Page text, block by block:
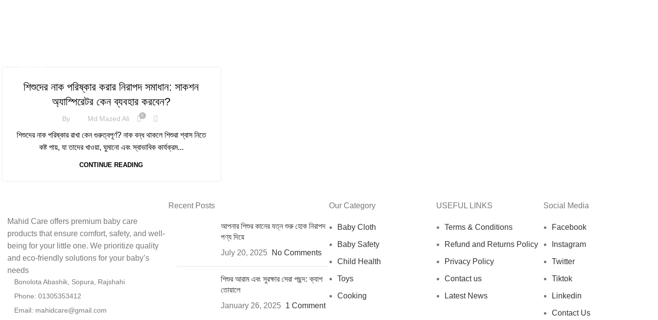
শিশুদের নাক পরিষ্কার করার নিরাপদ সমাধান: সাকশন
অ্যাস্পিরেটর কেন ব্যবহার করবেন?
By Md Mazed Ali 0
শিশুদের নাক পরিষ্কার রাখা কেন গুরুত্বপূর্ণ? নাক বন্ধ থাকলে শিশুরা শ্বাস নিতে
কষ্ট পায়, যা তাদের খাওয়া, ঘুমানো এবং স্বাভাবিক কার্যক্রম...
CONTINUE READING
Mahid Care offers premium baby care
products that ensure comfort, safety, and well-
being for your little one. We prioritize quality
and eco-friendly solutions for your baby’s
needs
Bonolota Abashik, Sopura, Rajshahi
Phone: 01305353412
Email: mahidcare@gmail.com
Recent Posts
আপনার শিশুর কানের যত্ন শুরু হোক নিরাপদ
পণ্য দিয়ে
July 20, 2025
No Comments
শিশুর আরাম এবং সুরক্ষার সেরা পছন্দ: ক্যাপ
তোয়ালে
January 26, 2025
1 Comment
Our Category
Baby Cloth
Baby Safety
Child Health
Toys
Cooking
USEFUL LINKS
Terms & Conditions
Refund and Returns Policy
Privacy Policy
Contact us
Latest News
Social Media
Facebook
Instagram
Twitter
Tiktok
Linkedin
Contact Us